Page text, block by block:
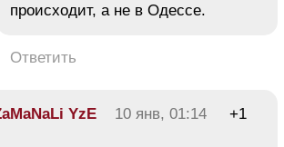
происходит, а не в Одессе.
Ответить
YzE 10 янв, 01:14 +1